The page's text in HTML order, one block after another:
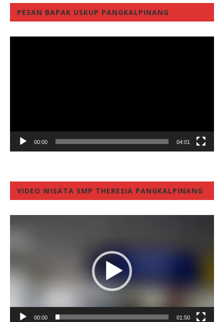
PESAN BAPAK USKUP PANGKALPINANG
00:00 04:01
VIDEO WISATA SMP THERESIA PANGKALPINANG
00:00 01:50